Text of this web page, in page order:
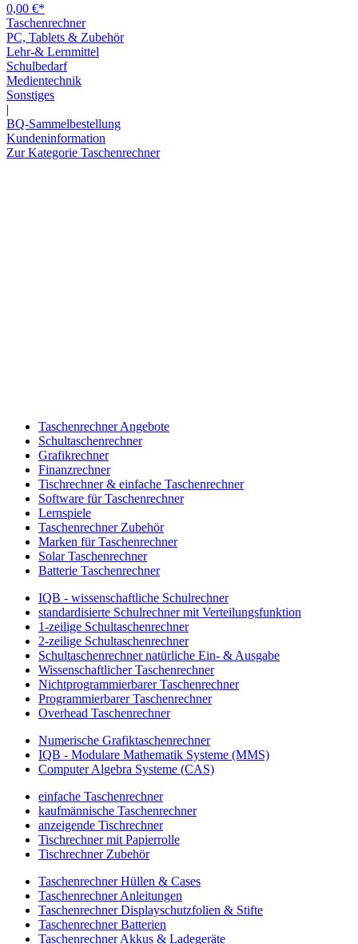
0,00 €*
Taschenrechner
PC, Tablets & Zubehör
Lehr-& Lernmittel
Schulbedarf
Medientechnik
Sonstiges
|
BQ-Sammelbestellung
Kundeninformation
Zur Kategorie Taschenrechner
Taschenrechner Angebote
Schultaschenrechner
Grafikrechner
Finanzrechner
Tischrechner & einfache Taschenrechner
Software für Taschenrechner
Lernspiele
Taschenrechner Zubehör
Marken für Taschenrechner
Solar Taschenrechner
Batterie Taschenrechner
IQB - wissenschaftliche Schulrechner
standardisierte Schulrechner mit Verteilungsfunktion
1-zeilige Schultaschenrechner
2-zeilige Schultaschenrechner
Schultaschenrechner natürliche Ein- & Ausgabe
Wissenschaftlicher Taschenrechner
Nichtprogrammierbarer Taschenrechner
Programmierbarer Taschenrechner
Overhead Taschenrechner
Numerische Grafiktaschenrechner
IQB - Modulare Mathematik Systeme (MMS)
Computer Algebra Systeme (CAS)
einfache Taschenrechner
kaufmännische Taschenrechner
anzeigende Tischrechner
Tischrechner mit Papierrolle
Tischrechner Zubehör
Taschenrechner Hüllen & Cases
Taschenrechner Anleitungen
Taschenrechner Displayschutzfolien & Stifte
Taschenrechner Batterien
Taschenrechner Akkus & Ladegeräte